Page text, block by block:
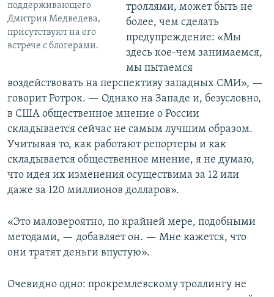
поддерживающего
Дмитрия Медведева,
присутствуют на его
встрече с блогерами.
троллями, может быть не
более, чем сделать
предупреждение: «Мы
здесь кое-чем занимаемся,
мы пытаемся
воздействовать на перспективу западных СМИ», —
говорит Ротрок. — Однако на Западе и, безусловно,
в США общественное мнение о России
складывается сейчас не самым лучшим образом.
Учитывая то, как работают репортеры и как
складывается общественное мнение, я не думаю,
что идея их изменения осуществима за 12 или
даже за 120 миллионов долларов».
«Это маловероятно, по крайней мере, подобными
методами, — добавляет он. — Мне кажется, что
они тратят деньги впустую».
Очевидно одно: прокремлевскому троллингу не